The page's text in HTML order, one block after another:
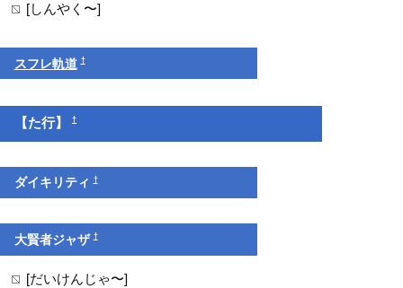
[しんやく〜]
スフレ軌道 †
【た行】†
ダイキリティ†
大賢者ジャザ†
[だいけんじゃ〜]